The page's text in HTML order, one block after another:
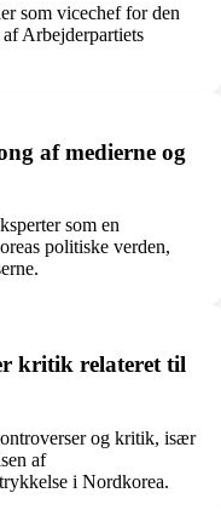
som vicechef for den
Arbejderpartiets
af medierne og
som en
politiske verden,
kritik relateret til
og kritik, især
af
i Nordkorea.